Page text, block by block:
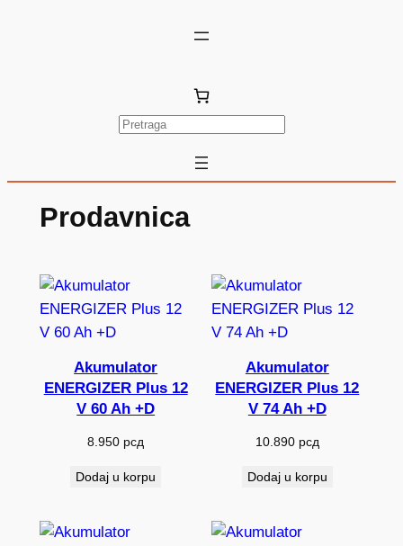
P
r
a
Prodavnica
Akumulator
ENERGIZER Plus 12
V 60 Ah +D
8.950 рсд
Dodaj u korpu
Akumulator
ENERGIZER Plus 12
V 74 Ah +D
10.890 рсд
Dodaj u korpu